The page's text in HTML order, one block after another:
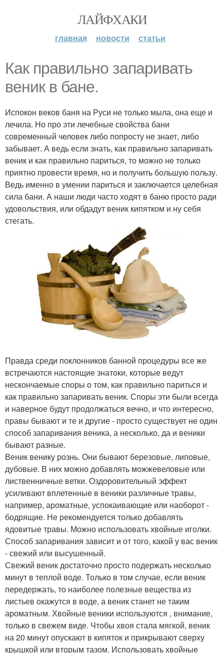
ЛАЙФХАКИ
главная новости статьи
Как правильно запаривать
веник в бане.
Испокон веков баня на Руси не только мыла, она еще и
лечила. Но про эти лечебные свойства бани
современный человек либо попросту не знает, либо
забывает. А ведь если знать, как правильно запаривать
веник и как правильно париться, то можно не только
приятно провести время, но и получить большую пользу.
Ведь именно в умении париться и заключается целебная
сила бани. А наши люди часто ходят в баню просто ради
удовольствия, или обдадут веник кипятком и ну себя
стегать.
Правда среди поклонников банной процедуры все же
встречаются настоящие знатоки, которые ведут
нескончаемые споры о том, как правильно париться и
как правильно запаривать веник. Споры эти были всегда
и наверное будут продолжаться вечно, и что интересно,
правы бывают и те и другие - просто существует не один
способ запаривания веника, а несколько, да и веники
бывают разные.
Веник венику рознь. Они бывают березовые, липовые,
дубовые. В них можно добавлять можжевеловые или
лиственничные ветки. Оздоровительный эффект
усиливают вплетенные в веники различные травы,
например, ароматные, успокаивающие или наоборот -
бодрящие. Не рекомендуется только добавлять
ядовитые травы. Можно использовать хвойные иголки.
Способ запаривания зависит и от того, какой у вас веник
- свежий или высушенный.
Свежий веник достаточно просто подержать несколько
минут в теплой воде. Только в том случае, если веник
передержать, то наиболее полезные вещества из
листьев окажутся в воде, а веник станет не таким
ароматным. Хвойные веники используются , внимание,
только в свежем виде. Чтобы хвоя стала мягкой, веник
на 20 минут опускают в кипяток и прикрывают сверху
крышкой или вторым тазом. Использовать хвойные